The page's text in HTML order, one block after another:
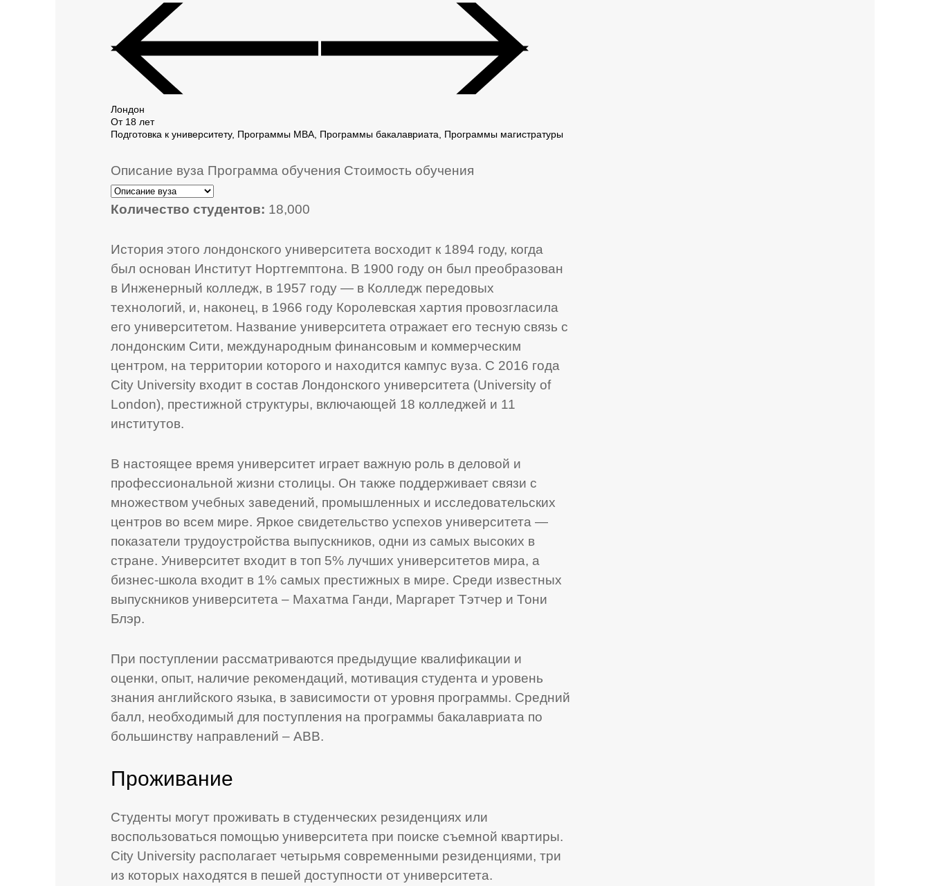
Лондон
От 18 лет
Подготовка к университету, Программы MBA, Программы бакалавриата, Программы магистратуры
Описание вуза Программа обучения Стоимость обучения
Количество студентов: 18,000
История этого лондонского университета восходит к 1894 году, когда
был основан Институт Нортгемптона. В 1900 году он был преобразован
в Инженерный колледж, в 1957 году — в Колледж передовых
технологий, и, наконец, в 1966 году Королевская хартия провозгласила
его университетом. Название университета отражает его тесную связь с
лондонским Сити, международным финансовым и коммерческим
центром, на территории которого и находится кампус вуза. C 2016 года
City University входит в состав Лондонского университета (University of
London), престижной структуры, включающей 18 колледжей и 11
институтов.
В настоящее время университет играет важную роль в деловой и
профессиональной жизни столицы. Он также поддерживает связи с
множеством учебных заведений, промышленных и исследовательских
центров во всем мире. Яркое свидетельство успехов университета —
показатели трудоустройства выпускников, одни из самых высоких в
стране. Университет входит в топ 5% лучших университетов мира, а
бизнес-школа входит в 1% самых престижных в мире. Среди известных
выпускников университета – Махатма Ганди, Маргарет Тэтчер и Тони
Блэр.
При поступлении рассматриваются предыдущие квалификации и
оценки, опыт, наличие рекомендаций, мотивация студента и уровень
знания английского языка, в зависимости от уровня программы. Средний
балл, необходимый для поступления на программы бакалавриата по
большинству направлений – АВВ.
Проживание
Студенты могут проживать в студенческих резиденциях или
воспользоваться помощью университета при поиске съемной квартиры.
City University располагает четырьмя современными резиденциями, три
из которых находятся в пешей доступности от университета.